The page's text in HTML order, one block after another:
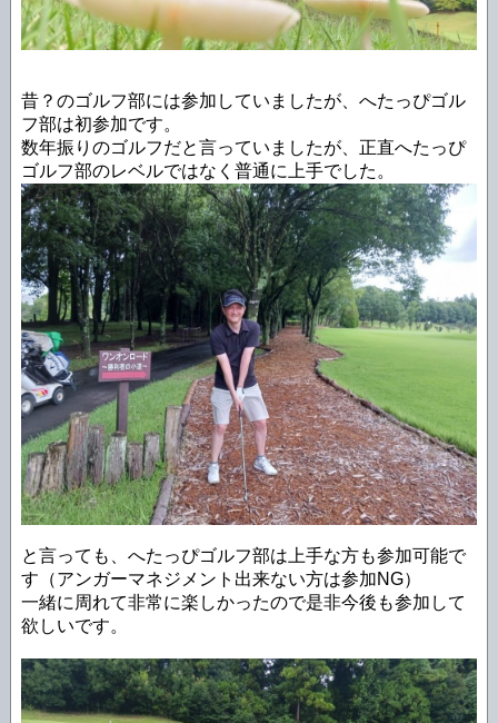
昔？のゴルフ部には参加していましたが、へたっぴゴル
フ部は初参加です。
数年振りのゴルフだと言っていましたが、正直へたっぴ
ゴルフ部のレベルではなく普通に上手でした。
と言っても、へたっぴゴルフ部は上手な方も参加可能で
す（アンガーマネジメント出来ない方は参加NG）
一緒に周れて非常に楽しかったので是非今後も参加して
欲しいです。